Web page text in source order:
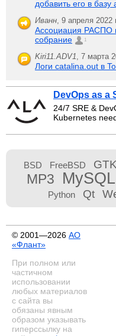
добавить его в базу
Иванн, 9 апреля 2022
Ассоциация РАСПО
собрание
1
Kiri11.ADV1, 7 марта
Логи catalina.out в
DevOps as a
24/7 SRE &
Kubernetes
BSD FreeBSD GTK
MP3
MySQL
Python
Qt
© 2001—2026 АО
«Флант»
При полном или
частичном
использовании
любых материалов
с сайта вы
обязаны явным
образом указывать
гиперссылку на